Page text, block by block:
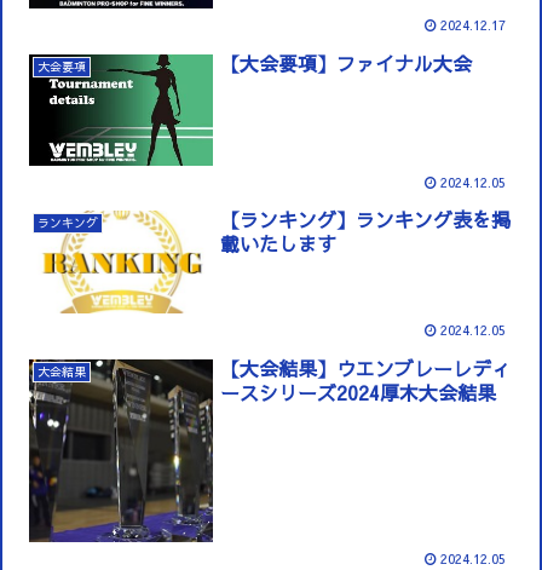
2024.12.17
大会要項 【大会要項】ファイナル大会
2024.12.05
ランキング
【ランキング】ランキング表を掲
載いたします
2024.12.05
大会結果
【大会結果】ウエンブレーレディ
ースシリーズ2024厚木大会結果
2024.12.05